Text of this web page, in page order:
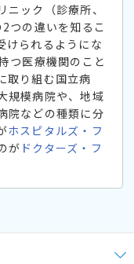
ック（診療所、
つの違いを知るこ
けられるようにな
つ医療機関のこと
取り組む国立病
規模病院や、地域
院などの種類に分
ホスピタルズ・フ
が ドクターズ・フ